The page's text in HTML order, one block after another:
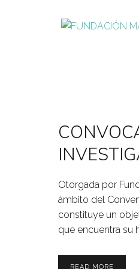
Otorgada por
ámbito del
constituye un
que encuentra su
READ MORE